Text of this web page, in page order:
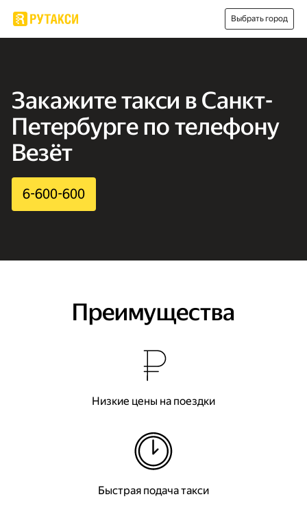
Выбрать город
Закажите такси в Санкт-
Петербурге по телефону
Везёт
6-600-600
Преимущества
Низкие цены на поездки
Быстрая подача такси